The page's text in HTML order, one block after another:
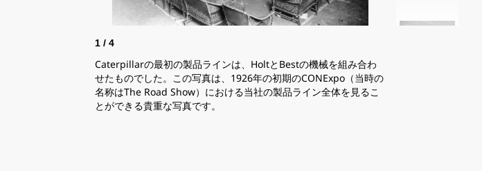
1 / 4
Caterpillarの最初の製品ラインは、HoltとBestの機械を組み合わ
せたものでした。この写真は、1926年の初期のCONExpo（当時の
名称はThe Road Show）における当社の製品ライン全体を見るこ
とができる貴重な写真です。